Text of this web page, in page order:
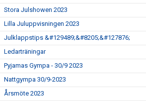
Stora Julshowen 2023
Lilla Juluppvisningen 2023
Julklappstips &#129489;&#8205;&#127876;
Ledarträningar
Pyjamas Gympa - 30/9 2023
Nattgympa 30/9-2023
Årsmöte 2023